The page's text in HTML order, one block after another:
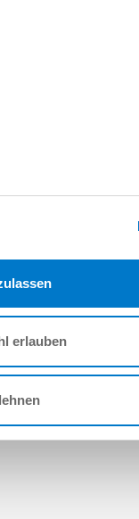
erlauben
Mentions légales